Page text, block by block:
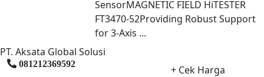
SensorMAGNETIC FIELD HiTESTER
FT3470-52Providing Robust Support
for 3-Axis ...
PT. Aksata Global Solusi
081212369592
+ Cek Harga